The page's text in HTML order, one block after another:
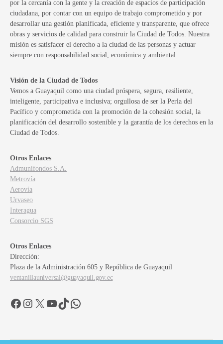
por la cercanía con la gente y la creación de espacios de participación
ciudadana, por contar con un equipo de trabajo comprometido y por
desarrollar una gestión planificada, eficiente y transparente, que ofrece
obras y servicios de calidad para construir la Ciudad de Todos. Nuestra
misión es satisfacer el derecho a la ciudad de las personas y actuar
siempre con responsabilidad social, económica y ambiental.
Visión de la Ciudad de Todos
Vemos a Guayaquil como una ciudad próspera, segura, resiliente,
inteligente, participativa e inclusiva; orgullosa de ser la Perla del
Pacífico y comprometida con la promoción de la cohesión social, la
planificación del desarrollo sostenible y la garantía de los derechos en la
Ciudad de Todos.
Otros Enlaces
Admunifondos S.A.
Metrovía
Aerovía
Urvaseo
Interagua
Consorcio SGS
Otros Enlaces
Dirección:
Plaza de la Administración 605 y República de Guayaquil
ventanillauniversal@guayaquil.gov.ec
FacebookInstagram
X YouTube
TikTokWhatsApp